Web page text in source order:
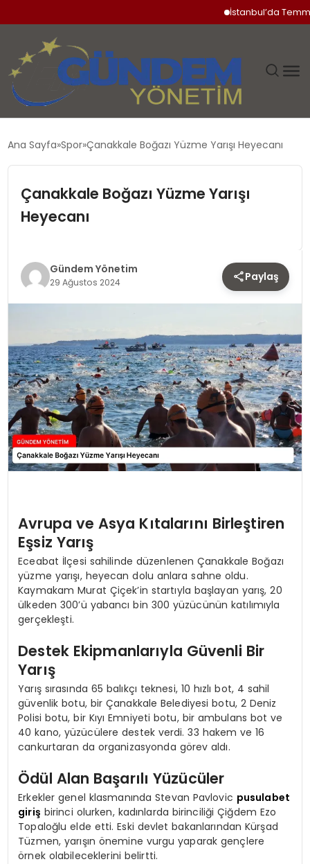
İstanbul’da Temmuz
DÜNYA
SPOR
SAĞLIK
YAŞAM
Ana Sayfa Spor Çanakkale Boğazı Yüzme Yarışı Heyecanı
Çanakkale Boğazı Yüzme Yarışı
Heyecanı
Gündem Yönetim
29 Ağustos 2024 Paylaş
Avrupa ve Asya Kıtalarını Birleştiren
Eşsiz Yarış
Eceabat İlçesi sahilinde düzenlenen Çanakkale Boğazı
yüzme yarışı, heyecan dolu anlara sahne oldu.
Kaymakam Murat Çiçek’in startıyla başlayan yarış, 20
ülkeden 300’ü yabancı bin 300 yüzücünün katılımıyla
gerçekleşti.
Destek Ekipmanlarıyla Güvenli Bir
Yarış
Yarış sırasında 65 balıkçı teknesi, 10 hızlı bot, 4 sahil
güvenlik botu, bir Çanakkale Belediyesi botu, 2 Deniz
Polisi botu, bir Kıyı Emniyeti botu, bir ambulans bot ve
40 kano, yüzücülere destek verdi. 33 hakem ve 16
cankurtaran da organizasyonda görev aldı.
Ödül Alan Başarılı Yüzücüler
Erkekler genel klasmanında Stevan Pavlovic pusulabet
giriş birinci olurken, kadınlarda birinciliği Çiğdem Ezo
Topaloğlu elde etti. Eski devlet bakanlarından Kürşad
Tüzmen, yarışın önemine vurgu yaparak gençlere
örnek olabileceklerini belirtti.